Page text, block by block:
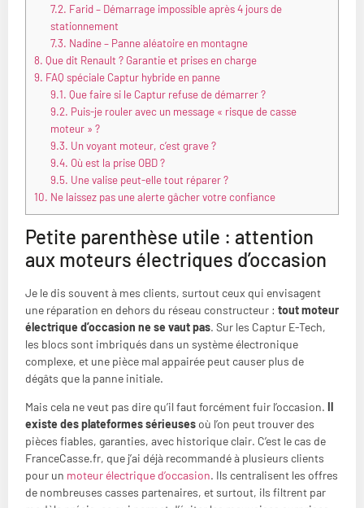
7.2. Farid – Démarrage impossible après 4 jours de
stationnement
7.3. Nadine – Panne aléatoire en montagne
8. Que dit Renault ? Garantie et prises en charge
9. FAQ spéciale Captur hybride en panne
9.1. Que faire si le Captur refuse de démarrer ?
9.2. Puis-je rouler avec un message « risque de casse
moteur » ?
9.3. Un voyant moteur, c’est grave ?
9.4. Où est la prise OBD ?
9.5. Une valise peut-elle tout réparer ?
10. Ne laissez pas une alerte gâcher votre confiance
Petite parenthèse utile : attention
aux moteurs électriques d’occasion
Je le dis souvent à mes clients, surtout ceux qui envisagent
une réparation en dehors du réseau constructeur : tout moteur
électrique d’occasion ne se vaut pas. Sur les Captur E-Tech,
les blocs sont imbriqués dans un système électronique
complexe, et une pièce mal appairée peut causer plus de
dégâts que la panne initiale.
Mais cela ne veut pas dire qu’il faut forcément fuir l’occasion. Il
existe des plateformes sérieuses où l’on peut trouver des
pièces fiables, garanties, avec historique clair. C’est le cas de
FranceCasse.fr, que j’ai déjà recommandé à plusieurs clients
pour un moteur électrique d’occasion. Ils centralisent les offres
de nombreuses casses partenaires, et surtout, ils filtrent par